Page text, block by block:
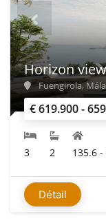
€ 619.900 -
Horizon
Fuengirola,
3 2 135.6
Détail